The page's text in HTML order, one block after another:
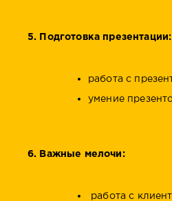
5. Подготовка презентации:
работа с
умение
6. Важные мелочи:
работа с